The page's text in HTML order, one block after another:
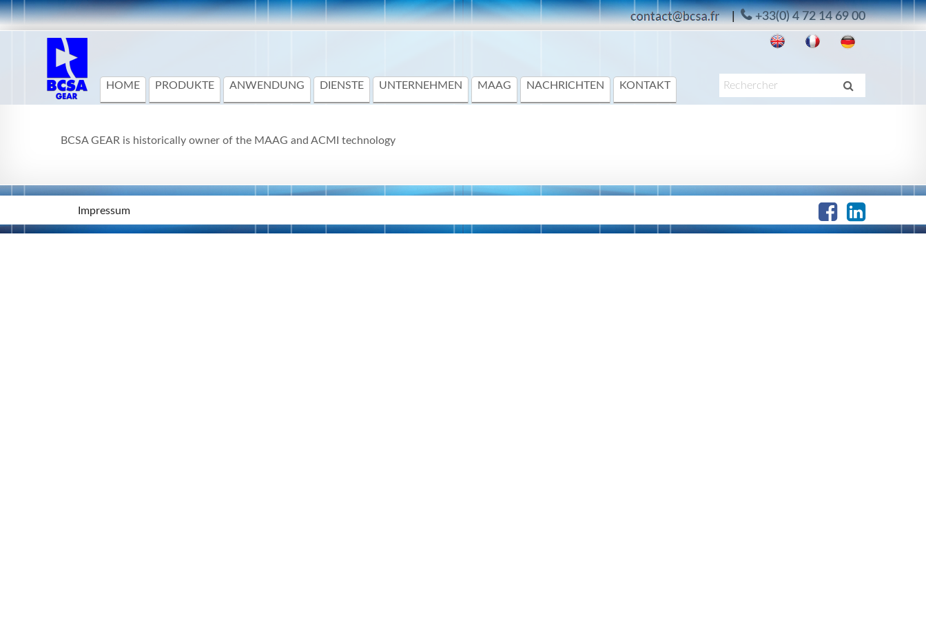
| +33(0) 4 72 14 69 00
HOME PRODUKTE ANWENDUNG DIENSTE UNTERNEHMEN MAAG NACHRICHTEN KONTAKT
BCSA GEAR is historically owner of the MAAG and ACMI technology
Impressum